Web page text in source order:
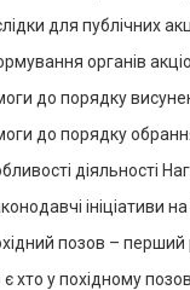
для публічних
органів
до порядку
до порядку
діяльності
ініціативи на
позов – перший
є хто у похідному